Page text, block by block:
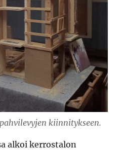
kiinnitykseen.
alkoi kerrostalon